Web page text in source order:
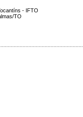
- IFTO
TO